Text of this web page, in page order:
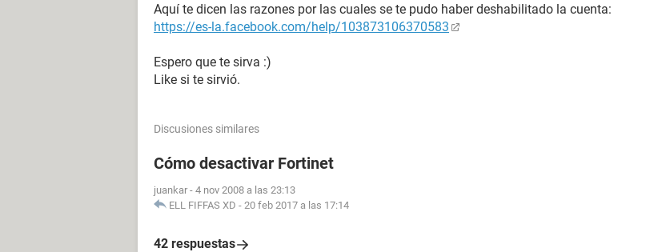
Aquí te dicen las razones por las cuales se te pudo haber deshabilitado la cuenta:
https://es-la.facebook.com/help/103873106370583
Espero que te sirva :)
Like si te sirvió.
Discusiones similares
Cómo desactivar Fortinet
juankar - 4 nov 2008 a las 23:13
ELL FIFFAS XD - 20 feb 2017 a las 17:14
42 respuestas